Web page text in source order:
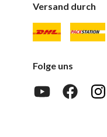
Versand durch
Folge uns